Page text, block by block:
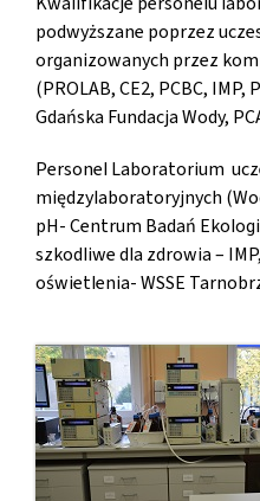
Kontakt
podwyższane poprzez
organizowanych przez
(PROLAB, CE2, PCBC,
Gdańska Fundacja Wody,
Personel Laboratorium
międzylaboratoryjnych
pH- Centrum Badań
szkodliwe dla zdrowia –
oświetlenia- WSSE